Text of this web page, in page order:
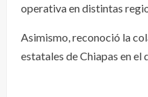
operativa en distintas
Asimismo, reconoció la
estatales de Chiapas en